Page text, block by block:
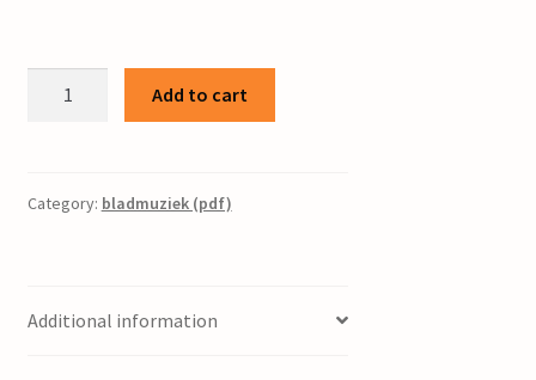
Jac.
Add to cart
Category: bladmuziek (pdf)
Additional information